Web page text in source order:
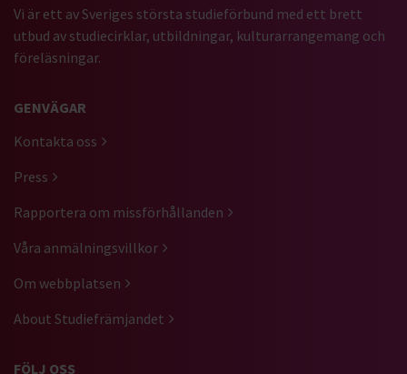
Vi är ett av Sveriges största studieförbund med ett brett
utbud av studiecirklar, utbildningar, kulturarrangemang och
föreläsningar.
GENVÄGAR
Kontakta oss
Press
Rapportera om missförhållanden
Våra anmälningsvillkor
Om webbplatsen
About Studiefrämjandet
FÖLJ OSS